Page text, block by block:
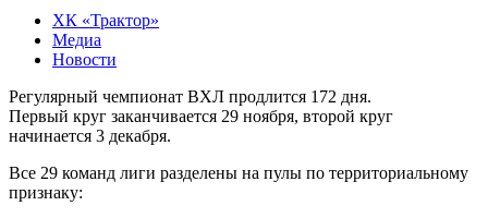
ХК «Трактор»
Медиа
Новости
Регулярный чемпионат ВХЛ продлится 172 дня.
Первый круг заканчивается 29 ноября, второй круг
начинается 3 декабря.
Все 29 команд лиги разделены на пулы по территориальному
признаку: